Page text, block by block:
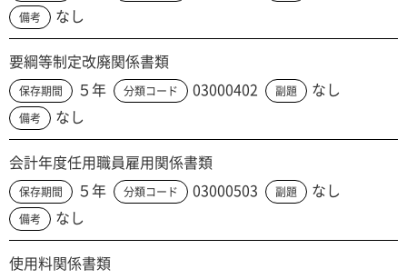
備考 なし
要綱等制定改廃関係書類
保存期間 ５年 分類コード 03000402 副題 なし
備考 なし
会計年度任用職員雇用関係書類
保存期間 ５年 分類コード 03000503 副題 なし
備考 なし
使用料関係書類